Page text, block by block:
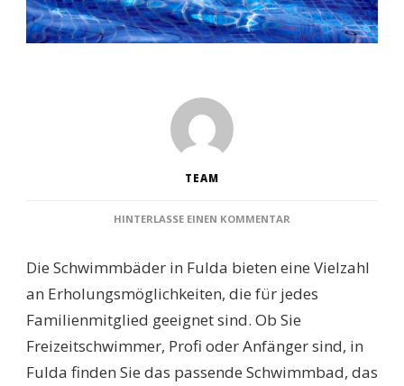
TEAM
HINTERLASSE EINEN KOMMENTAR
ENTDECKE
DIE
BESTEN
BADESPASS-O
ÜR D
IE G
Die Schwimmbäder in Fulda bieten eine Vielzahl
an Erholungsmöglichkeiten, die für jedes
Familienmitglied geeignet sind. Ob Sie
Freizeitschwimmer, Profi oder Anfänger sind, in
Fulda finden Sie das passende Schwimmbad, das